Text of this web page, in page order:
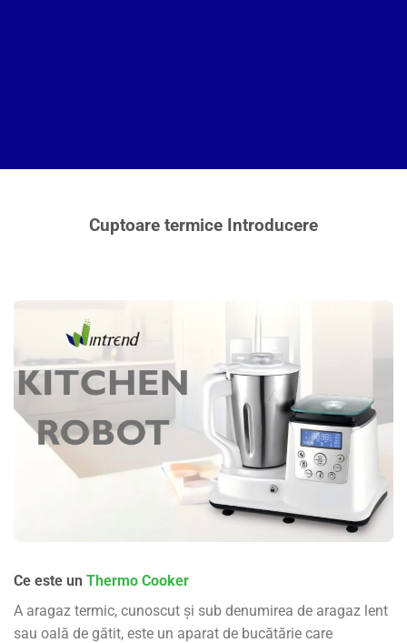
Cuptoare termice Introducere
Ce este un Thermo Cooker
A aragaz termic, cunoscut și sub denumirea de aragaz lent
sau oală de gătit, este un aparat de bucătărie care